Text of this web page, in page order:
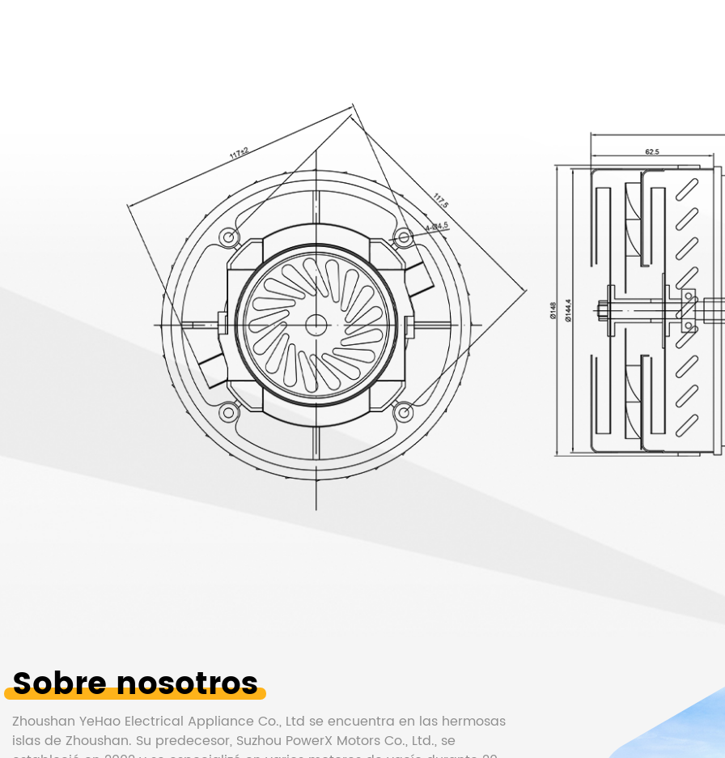
Sobre nosotros
Zhoushan YeHao Electrical Appliance Co., Ltd se encuentra en las hermosas
islas de Zhoushan. Su predecesor, Suzhou PowerX Motors Co., Ltd., se